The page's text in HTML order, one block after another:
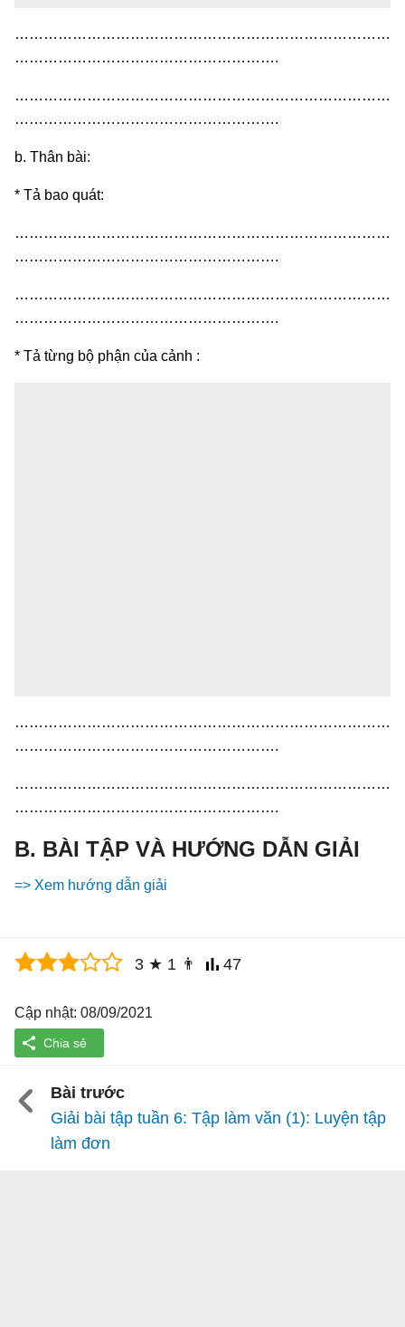
……………………………………………………………………
……………………………………………….
……………………………………………………………………
……………………………………………….
b. Thân bài:
* Tả bao quát:
……………………………………………………………………
……………………………………………….
……………………………………………………………………
……………………………………………….
* Tả từng bộ phận của cảnh :
……………………………………………………………………
……………………………………………….
……………………………………………………………………
……………………………………………….
B. BÀI TẬP VÀ HƯỚNG DẪN GIẢI
=> Xem hướng dẫn giải
3 ★ 1 👨 47
Cập nhật: 08/09/2021
Bài trước
Giải bài tập tuần 6: Tập làm văn (1): Luyện tập
làm đơn